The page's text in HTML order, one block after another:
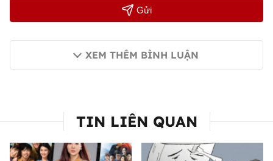
Gửi
XEM THÊM BÌNH LUẬN
TIN LIÊN QUAN